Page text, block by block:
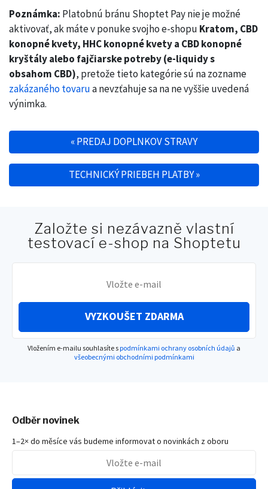
Poznámka: Platobnú bránu Shoptet Pay nie je možné
aktivovať, ak máte v ponuke svojho e-shopu Kratom, CBD
konopné kvety, HHC konopné kvety a CBD konopné
kryštály alebo fajčiarske potreby (e-liquidy s
obsahom CBD), pretože tieto kategórie sú na zozname
zakázaného tovarua nevzťahuje sa na ne vyššie uvedená
výnimka.
Post navigation
«PREDAJ DOPLNKOV STRAVY
TECHNICKÝ PRIEBEH PLATBY»
Založte si nezávazně vlastní
testovací e-shop na Shoptetu
VYZKOUŠET ZDARMA
Vložením e-mailu souhlasíte spodmínkami ochrany osobních údajů a
všeobecnými obchodními podmínkami
Odběr novinek
1–2× do měsíce vás budeme informovat o novinkách z oboru